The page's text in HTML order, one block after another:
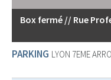
Box fermé // Rue
PARKING LYON 7EME